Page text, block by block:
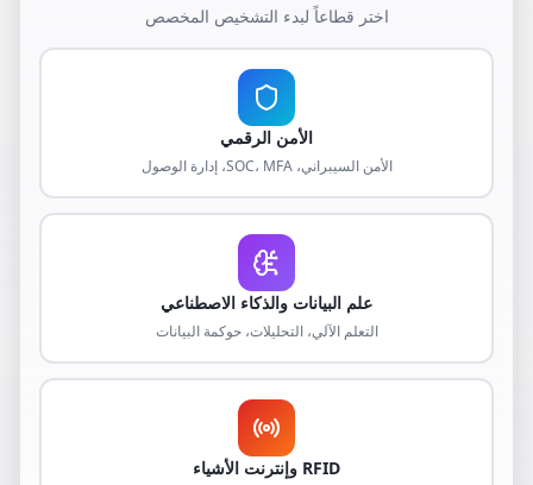
اختر قطاعاً لبدء التشخيص المخصص
الأمن الرقمي
الأمن السيبراني، SOC، MFA، إدارة الوصول
علم البيانات والذكاء الاصطناعي
التعلم الآلي، التحليلات، حوكمة البيانات
RFID وإنترنت الأشياء